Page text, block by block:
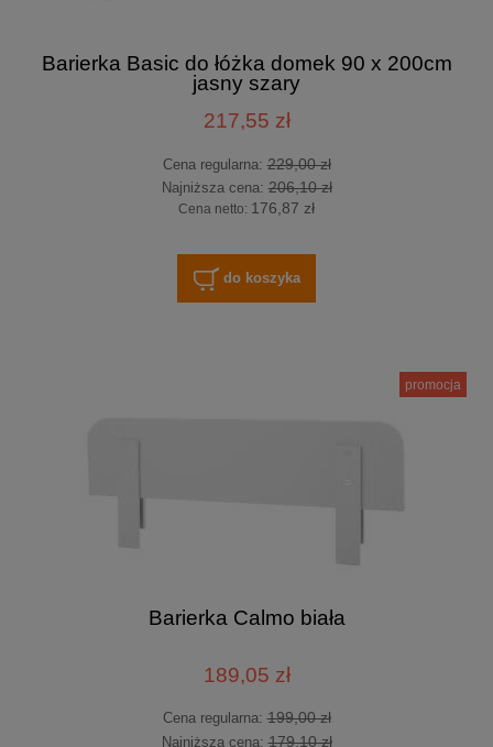
Barierka Basic do łóżka domek 90 x 200cm
jasny szary
217,55 zł
Cena regularna:229,00 zł
Najniższa cena:206,10 zł
Cena netto: 176,87 zł
do koszyka
Barierka Calmo biała
189,05 zł
Cena regularna:199,00 zł
Najniższa cena:179,10 zł
promocja